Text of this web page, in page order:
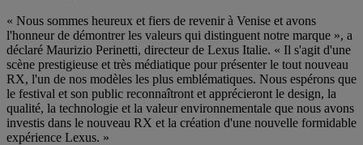
« Nous sommes heureux et fiers de revenir à Venise et avons
l'honneur de démontrer les valeurs qui distinguent notre marque », a
déclaré Maurizio Perinetti, directeur de Lexus Italie. « Il s'agit d'une
scène prestigieuse et très médiatique pour présenter le tout nouveau
RX, l'un de nos modèles les plus emblématiques. Nous espérons que
le festival et son public reconnaîtront et apprécieront le design, la
qualité, la technologie et la valeur environnementale que nous avons
investis dans le nouveau RX et la création d'une nouvelle formidable
expérience Lexus. »